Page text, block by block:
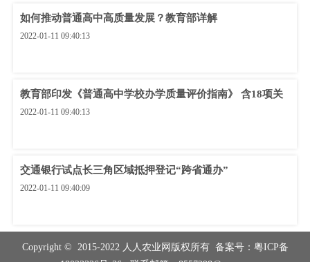
如何推动普通高中高质量发展？教育部详解
2022-01-11 09:40:13
教育部印发《普通高中学校办学质量评价指南》 含18项关
2022-01-11 09:40:13
交通银行试点长三角区域抵押登记“跨省通办”
2022-01-11 09:40:09
Copyright © 2015-2022 人人农业网版权所有 备案号： 粤ICP备